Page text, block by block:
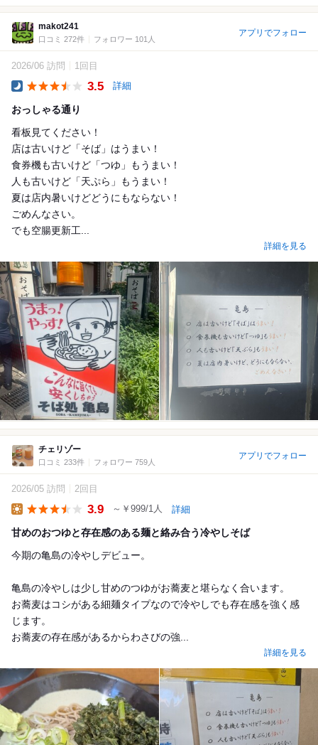
makot241
口コミ 272件 フォロワー 101人
アプリでフォロー
2026/06 訪問 1回目
3.5 詳細
おっしゃる通り
看板見てください！
店は古いけど「そば」はうまい！
食券機も古いけど「つゆ」もうまい！
人も古いけど「天ぷら」もうまい！
夏は店内暑いけどどうにもならない！
ごめんなさい。
でも空腸更新工...
詳細を見る
チェリゾー
口コミ 233件 フォロワー 759人
アプリでフォロー
2026/05 訪問 2回目
3.9 ～￥999/1人 詳細
甘めのおつゆと存在感のある麺と絡み合う冷やしそば
今期の亀島の冷やしデビュー。
亀島の冷やしは少し甘めのつゆがお蕎麦と堪らなく合います。
お蕎麦はコシがある細麺タイプなので冷やしでも存在感を強く感
じます。
お蕎麦の存在感があるからわさびの強...
詳細を見る